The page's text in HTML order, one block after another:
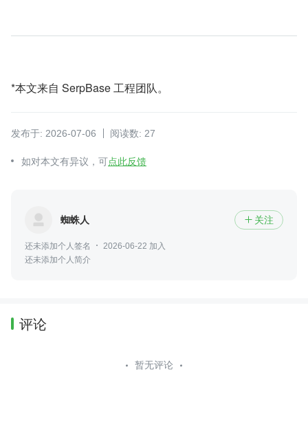
*本文来自 SerpBase 工程团队。
发布于: 2026-07-06 阅读数: 27
如对本文有异议，可点此反馈
蜘蛛人  关注
还未添加个人签名
2026-06-22 加入
还未添加个人简介
评论
暂无评论